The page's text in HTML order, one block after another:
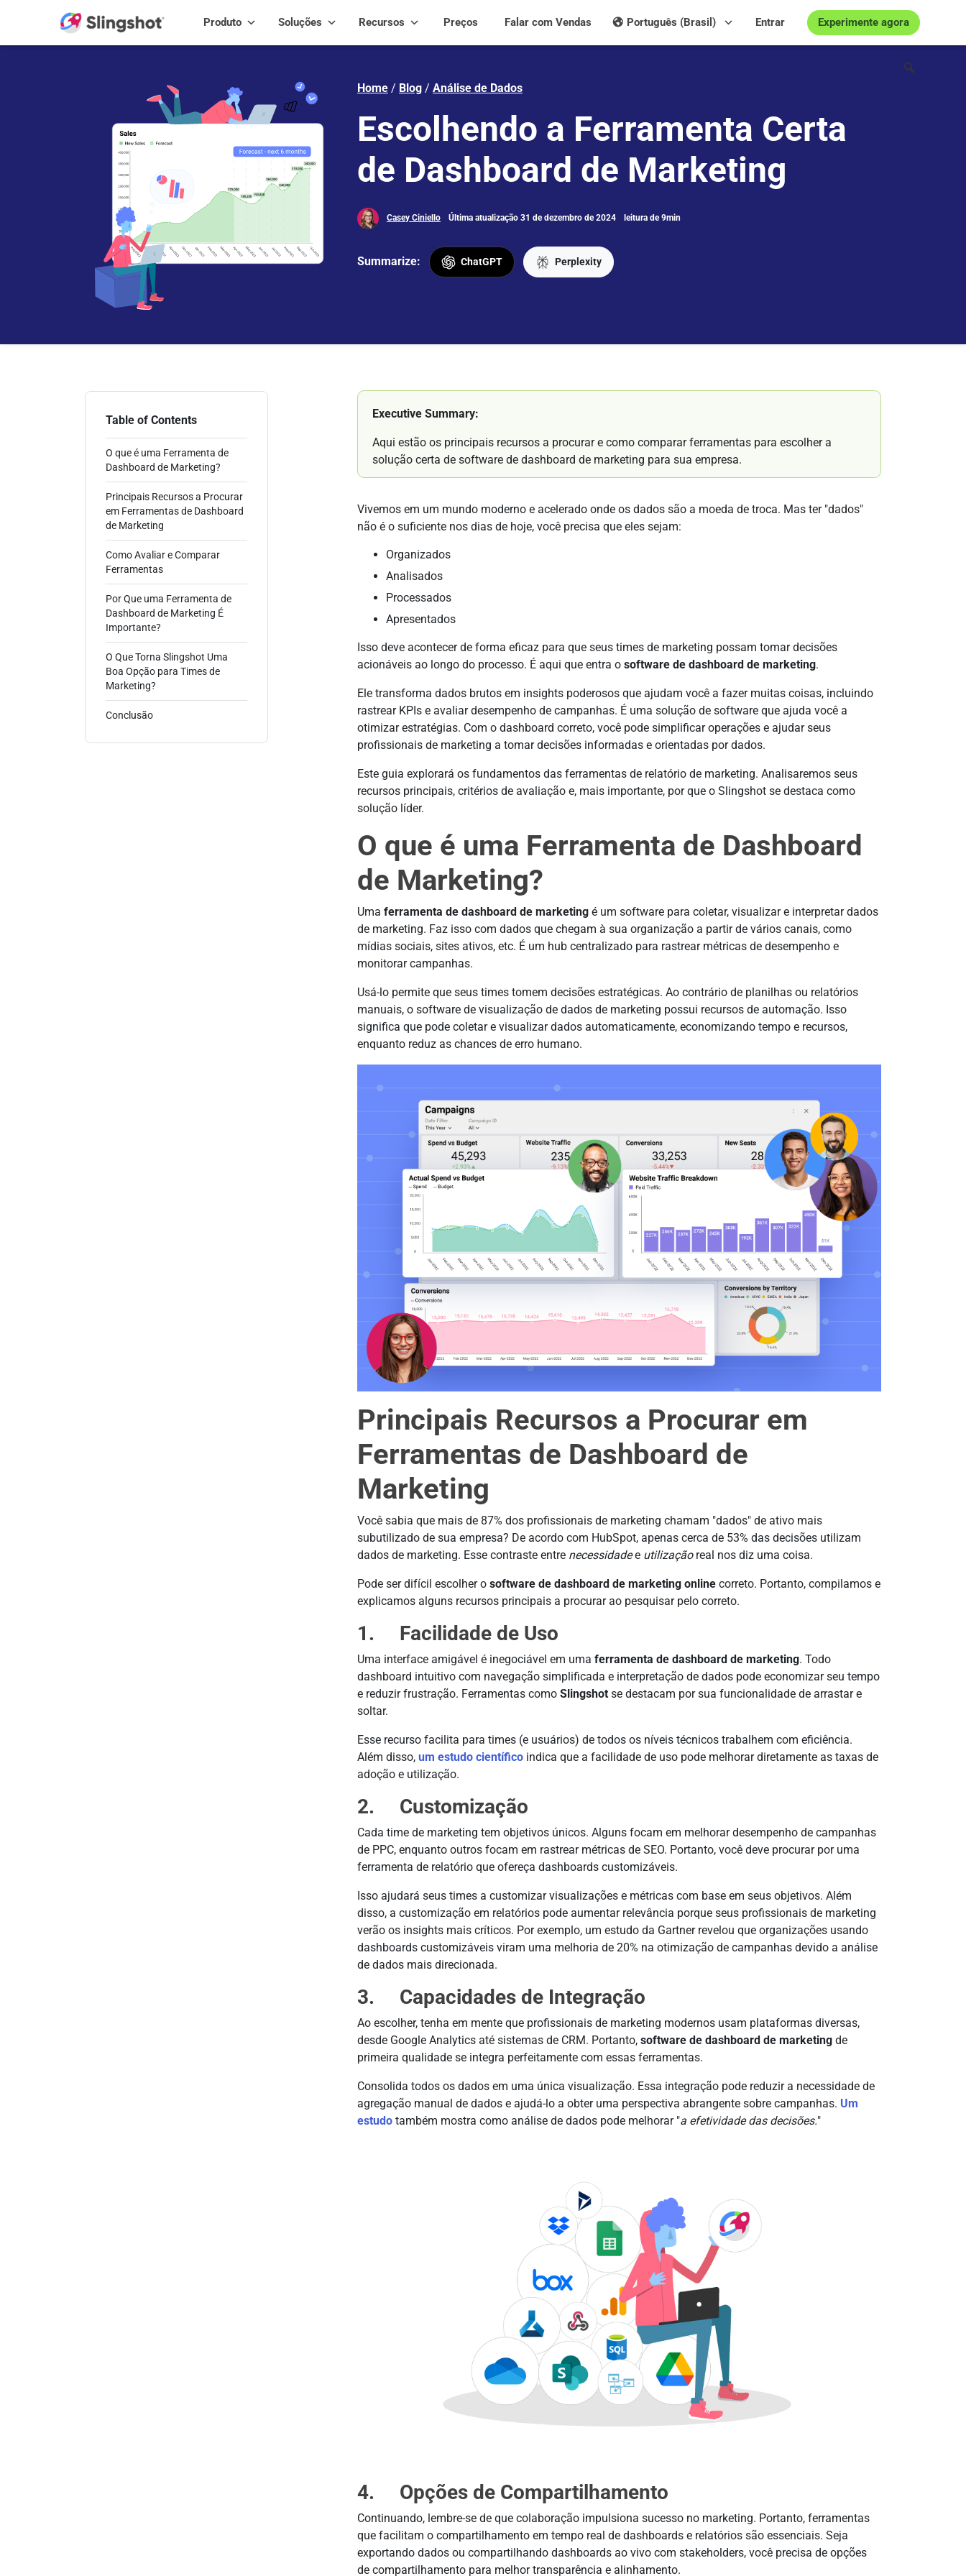
Produto Soluções Recursos Preços Experimente agora
Entrar
Português (Brasil)
Falar com Vendas
Home / Blog / Análise de Dados
Escolhendo a Ferramenta Certa
de Dashboard de Marketing
Casey Ciniello Última atualização 31 de dezembro de 2024 leitura de 9min
Summarize: ChatGPT Perplexity
Table of Contents
O que é uma Ferramenta de
Dashboard de Marketing?
Principais Recursos a Procurar
em Ferramentas de Dashboard
de Marketing
Como Avaliar e Comparar
Ferramentas
Por Que uma Ferramenta de
Dashboard de Marketing É
Importante?
O Que Torna Slingshot Uma
Boa Opção para Times de
Marketing?
Conclusão
Executive Summary:
Aqui estão os principais recursos a procurar e como comparar ferramentas para escolher a
solução certa de software de dashboard de marketing para sua empresa.
Vivemos em um mundo moderno e acelerado onde os dados são a moeda de troca. Mas ter "dados"
não é o suficiente nos dias de hoje, você precisa que eles sejam:
Organizados
Analisados
Processados
Apresentados
Isso deve acontecer de forma eficaz para que seus times de marketing possam tomar decisões
acionáveis ao longo do processo. É aqui que entra osoftware de dashboard de marketing.
Ele transforma dados brutos em insights poderosos que ajudam você a fazer muitas coisas, incluindo
rastrear KPIs e avaliar desempenho de campanhas. É uma solução de software que ajuda você a
otimizar estratégias. Com o dashboard correto, você pode simplificar operações e ajudar seus
profissionais de marketing a tomar decisões informadas e orientadas por dados.
Este guia explorará os fundamentos das ferramentas de relatório de marketing. Analisaremos seus
recursos principais, critérios de avaliação e, mais importante, por que o Slingshot se destaca como
solução líder.
O que é uma Ferramenta de Dashboard
de Marketing?
Umaferramenta de dashboard de marketing é um software para coletar, visualizar e interpretar dados
de marketing. Faz isso com dados que chegam à sua organização a partir de vários canais, como
mídias sociais, sites ativos, etc. É um hub centralizado para rastrear métricas de desempenho e
monitorar campanhas.
Usá-lo permite que seus times tomem decisões estratégicas. Ao contrário de planilhas ou relatórios
manuais, o software de visualização de dados de marketing possui recursos de automação. Isso
significa que pode coletar e visualizar dados automaticamente, economizando tempo e recursos,
enquanto reduz as chances de erro humano.
Principais Recursos a Procurar em
Ferramentas de Dashboard de
Marketing
Você sabia que mais de 87% dos profissionais de marketing chamam "dados" de ativo mais
subutilizado de sua empresa? De acordo com HubSpot, apenas cerca de 53% das decisões utilizam
dados de marketing. Esse contraste entre necessidadee utilizaçãoreal nos diz uma coisa.
Pode ser difícil escolher osoftware de dashboard de marketing online correto. Portanto, compilamos e
explicamos alguns recursos principais a procurar ao pesquisar pelo correto.
1. Facilidade de Uso
Uma interface amigável é inegociável em umaferramenta de dashboard de marketing. Todo
dashboard intuitivo com navegação simplificada e interpretação de dados pode economizar seu tempo
e reduzir frustração. Ferramentas comoSlingshot se destacam por sua funcionalidade de arrastar e
soltar.
Esse recurso facilita para times (e usuários) de todos os níveis técnicos trabalhem com eficiência.
Além disso,um estudo científico indica que a facilidade de uso pode melhorar diretamente as taxas de
adoção e utilização.
2. Customização
Cada time de marketing tem objetivos únicos. Alguns focam em melhorar desempenho de campanhas
de PPC, enquanto outros focam em rastrear métricas de SEO. Portanto, você deve procurar por uma
ferramenta de relatório que ofereça dashboards customizáveis.
Isso ajudará seus times a customizar visualizações e métricas com base em seus objetivos. Além
disso, a customização em relatórios pode aumentar relevância porque seus profissionais de marketing
verão os insights mais críticos. Por exemplo, um estudo da Gartner revelou que organizações usando
dashboards customizáveis viram uma melhoria de 20% na otimização de campanhas devido a análise
de dados mais direcionada.
3. Capacidades de Integração
Ao escolher, tenha em mente que profissionais de marketing modernos usam plataformas diversas,
desde Google Analytics até sistemas de CRM. Portanto,software de dashboard de marketing de
primeira qualidade se integra perfeitamente com essas ferramentas.
Consolida todos os dados em uma única visualização. Essa integração pode reduzir a necessidade de
agregação manual de dados e ajudá-lo a obter uma perspectiva abrangente sobre campanhas. Um
estudo também mostra como análise de dados pode melhorar "a efetividade das decisões."
4. Opções de Compartilhamento
Continuando, lembre-se de que colaboração impulsiona sucesso no marketing. Portanto, ferramentas
que facilitam o compartilhamento em tempo real de dashboards e relatórios são essenciais. Seja
exportando dados ou compartilhando dashboards ao vivo com stakeholders, você precisa de opções
de compartilhamento para melhor transparência e alinhamento.